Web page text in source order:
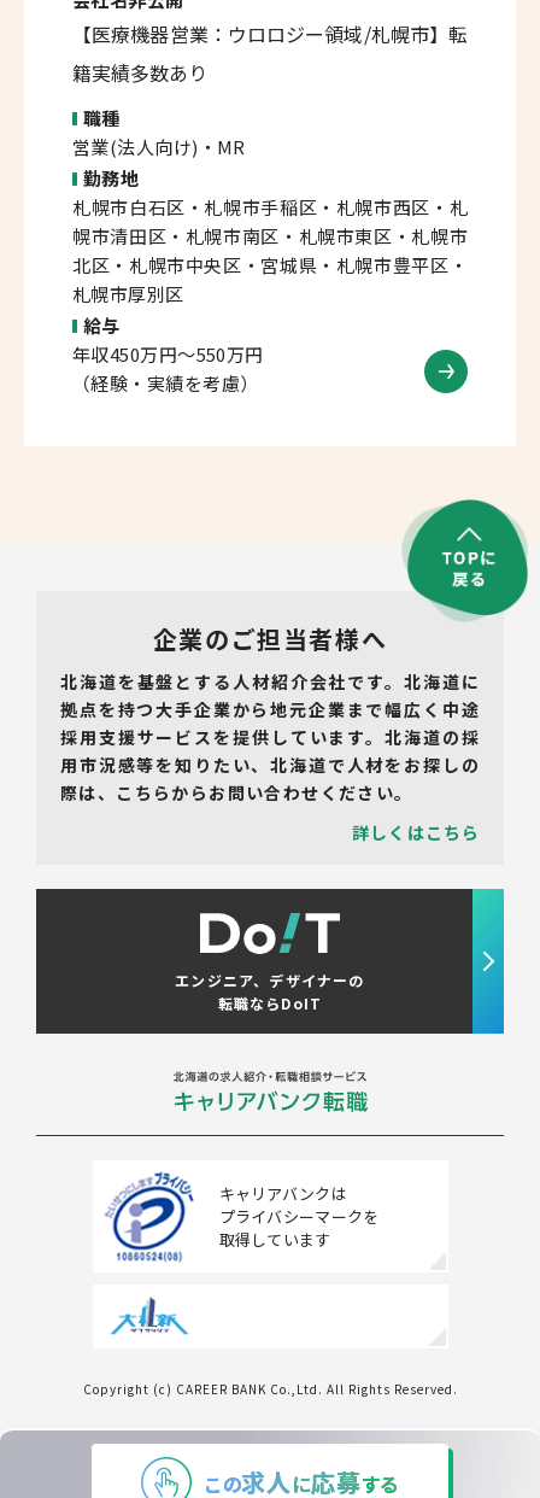
条件をクリアする この内容で検索する
【医療機器営業：ウロロジー領域/札幌市】転
籍実績多数あり
職種
営業(法人向け)・MR
勤務地
札幌市白石区・札幌市手稲区・札幌市西区・札
幌市清田区・札幌市南区・札幌市東区・札幌市
北区・札幌市中央区・宮城県・札幌市豊平区・
札幌市厚別区
給与
年収450万円～550万円
（経験・実績を考慮）
企業のご担当者様へ
北海道を基盤とする人材紹介会社です。北海道に
拠点を持つ大手企業から地元企業まで幅広く中途
採用支援サービスを提供しています。北海道の採
用市況感等を知りたい、北海道で人材をお探しの
際は、こちらからお問い合わせください。
詳しくはこちら
エンジニア、デザイナーの
転職ならDoIT
キャリアバンクは
プライバシーマークを
取得しています
Copyright (c) CAREER BANK Co.,Ltd. All Rights Reserved.
この求人に応募する